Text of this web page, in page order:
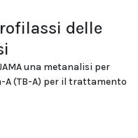
delle
una metanalisi per
A (TB-A) per il trattamento